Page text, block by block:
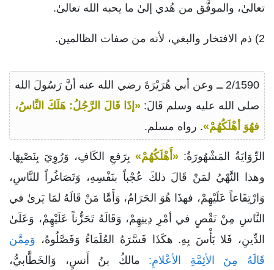
تعالىٰ، والموفَّق من هُدي إلىٰ ما يحبه الله تعالىٰ.
2) ذم الافتخار والبغي، لأنه من صفات الظالمين.
2/1590 ــ وعن أبي هُرَيْرَةَ رضي الله عنه أنَّ رَسُولَ الله
صلى الله عليه وسلم قَالَ:«إذَا قَالَ الرَّجُلُ: هَلَكَ النَّاسُ،
فهُوَ أهْلَكُهُمْ». رواه مسلم.
الرِّوَايَةُ المَشْهُورَةُ: «أَهْلَكُهُمْ» بِرَفعِ الكَافِ، وَرُوِيَ بِنَصْبِهَا.
وهذا النَّهْيُ لمَنْ قَالَ ذلكَ عُجْباً بنَفْسِهِ، وَتَصَاغُراً للنَّاسِ،
وَارْتِفَاعاً عَلَيْهِمْ، فهذَا هُوَ الحَرَامُ، وَأَمَّا مَنْ قَالَهُ لمَا يَرىٰ في
النَّاسِ مِنْ نَقْصٍ في أمْرِ دِينِهِمْ، وَقَالَهُ تَحَزُّناً عَلَيْهِمْ، وَعَلَىٰ
الدِّينِ، فَلا بَأْسَ بِهِ. هكَذَا فَسَّرَهُ العُلَمَاءُ وَفَصَّلُوهُ، وَمِمَّن
قَالَهُ مِنَ الأئِمَّةِ الأعْلامِ: مالكُ بنُ أَنسٍ، وَالخَطَّابيُّ،